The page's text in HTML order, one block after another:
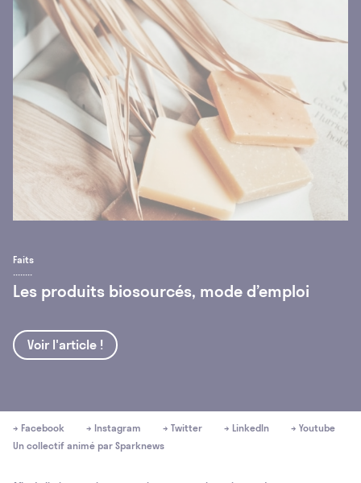
Faits
Les produits biosourcés, mode d’emploi
Voir l'article !
→ Facebook → Instagram → Twitter → LinkedIn
→ Youtube
Un collectif animé par Sparknews